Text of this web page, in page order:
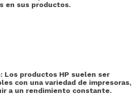
en sus productos.
Los productos HP suelen ser
con una variedad de impresoras,
a un rendimiento constante.